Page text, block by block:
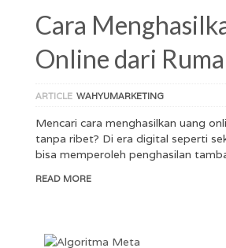
Cara
Online dari
ARTICLE WAHYUMARKETING
Mencari cara menghasilkan uang
tanpa ribet? Di era digital seperti
bisa memperoleh penghasilan
READ MORE